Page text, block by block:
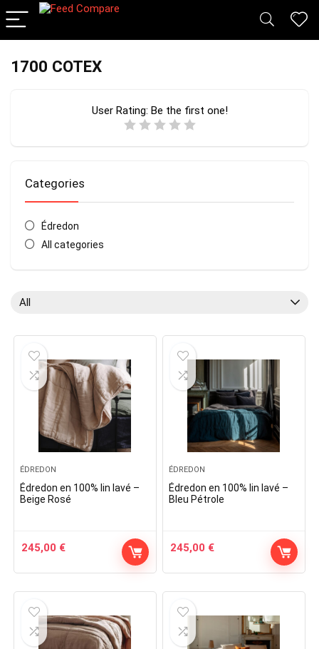
1700 COTEX
User Rating: Be the first one!
Categories
Édredon
All categories
All
ÉDREDON
Édredon en 100% lin lavé –
Beige Rosé
245,00 €
ÉDREDON
Édredon en 100% lin lavé –
Bleu Pétrole
245,00 €